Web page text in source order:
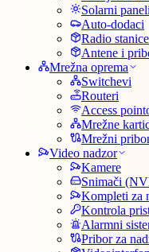
Solarni paneli
Auto-dodaci
Radio stanice
Antene i
Mrežna oprema
Switchevi
Routeri
Access
Mrežne
Mrežni
Video nadzor
Kamere
Snimači
Kompleti za
Kontrola
Alarmni
Pribor za